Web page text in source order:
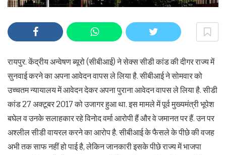
रायपुर. केंद्रीय अन्वेषण ब्यूरो (सीबीआई) ने सेक्स सीडी कांड की दीगर राज्य में
सुनवाई करने का अपना आवेदन वापस ले लिया है. सीबीआई ने सोमवार को
उच्चतम न्यायालय में आवेदन देकर अपना पुराना आवेदन वापस ले लिया है. सीडी
कांड 27 अक्टूबर 2017 को उजागर हुआ था. इस मामले में पूर्व मुख्यमंत्री भूपेश
बघेल व उनके सलाहकार रहे विनोद वर्मा आरोपी हैं और वे जमानत पर हैं. उन पर
अश्लील सीडी वायरल करने का आरोप है. सीबीआई के फैसले के पीछे की वजह
अभी तक साफ नहीं हो पाई है, लेकिन जानकारी इसके पीछे राज्य में भाजपा